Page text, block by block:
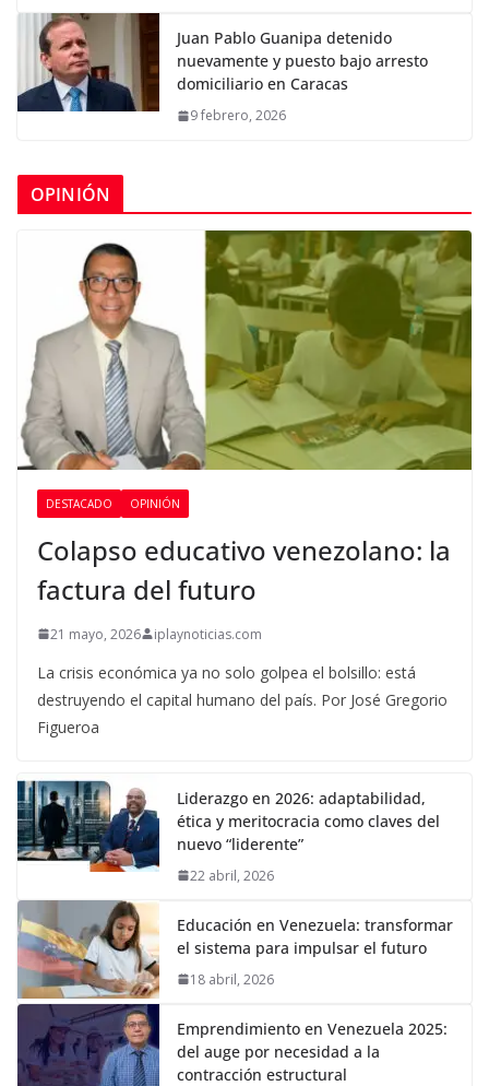
Juan Pablo Guanipa detenido
nuevamente y puesto bajo arresto
domiciliario en Caracas
9 febrero, 2026
OPINIÓN
DESTACADO OPINIÓN
Colapso educativo venezolano: la
factura del futuro
21 mayo, 2026 iplaynoticias.com
La crisis económica ya no solo golpea el bolsillo: está
destruyendo el capital humano del país. Por José Gregorio
Figueroa
Liderazgo en 2026: adaptabilidad,
ética y meritocracia como claves del
nuevo “liderente”
22 abril, 2026
Educación en Venezuela: transformar
el sistema para impulsar el futuro
18 abril, 2026
Emprendimiento en Venezuela 2025:
del auge por necesidad a la
contracción estructural